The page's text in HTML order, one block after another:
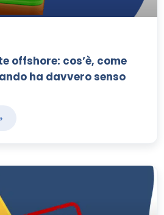
offshore: cos’è, come
ha davvero senso